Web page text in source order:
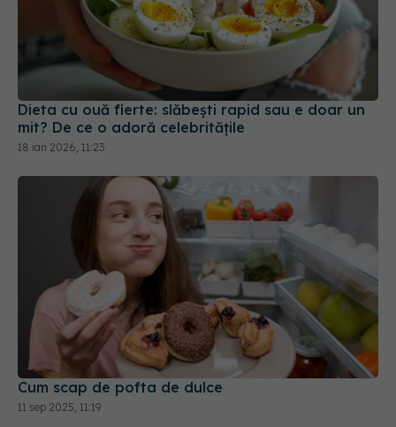
Dieta cu ouă fierte: slăbești rapid sau e doar un
mit? De ce o adoră celebritățile
Cum scap de pofta de dulce
11 sep 2025, 11:19